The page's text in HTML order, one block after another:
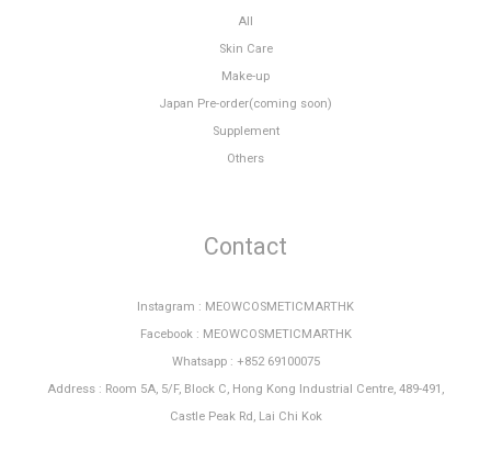
All
Skin Care
Make-up
Japan Pre-order(coming soon)
Supplement
Others
Contact
Instagram : MEOWCOSMETICMARTHK
Facebook : MEOWCOSMETICMARTHK
Whatsapp : +852 69100075
Address : Room 5A, 5/F, Block C, Hong Kong Industrial Centre, 489-491,
Castle Peak Rd, Lai Chi Kok